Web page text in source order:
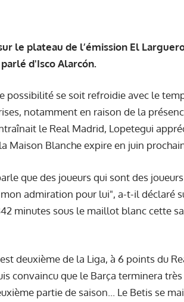
le plateau de l’émission El
d'Isco Alarcón.
possibilité se soit refroidie avec le
notamment en raison de la
le Real Madrid, Lopetegui
Maison Blanche expire en juin
que des joueurs qui sont des
admiration pour lui", a-t-il déclaré
minutes sous le maillot blanc cette
deuxième de la Liga, à 6 points du
convaincu que le Barça terminera
partie de saison... Le Betis se